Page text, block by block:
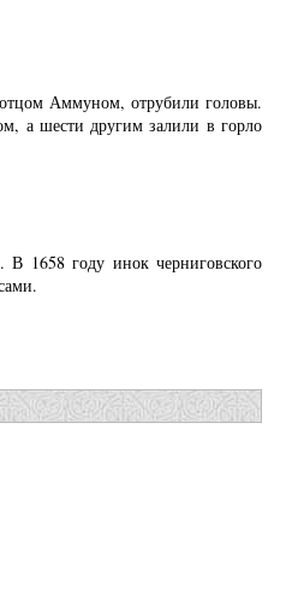
Аммуном, отрубили головы.
а шести другим залили в горло
В 1658 году инок черниговского